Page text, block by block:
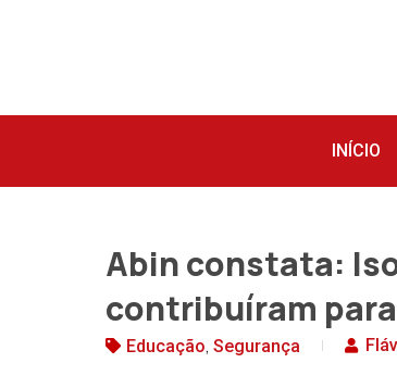
INÍCIO
Abin constata:
contribuíram
Educação, Segurança